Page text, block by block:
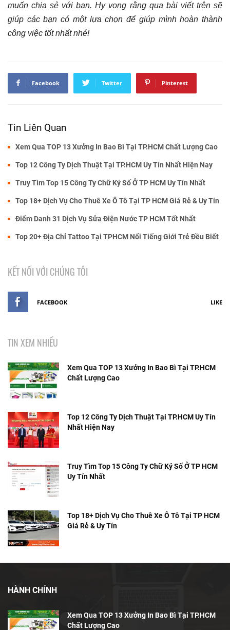
muốn chia sẻ với bạn. Hy vọng rằng qua bài viết trên sẽ
giúp các bạn có một lựa chọn để giúp mình hoàn thành
công việc tốt nhất nhé!
Facebook Twitter Pinterest
Tin Liên Quan
Xem Qua TOP 13 Xưởng In Bao Bì Tại TP.HCM Chất Lượng Cao
Top 12 Công Ty Dịch Thuật Tại TP.HCM Uy Tín Nhất Hiện Nay
Truy Tìm Top 15 Công Ty Chữ Ký Số Ở TP HCM Uy Tín Nhất
Top 18+ Dịch Vụ Cho Thuê Xe Ô Tô Tại TP HCM Giá Rẻ & Uy Tín
Điểm Danh 31 Dịch Vụ Sửa Điện Nước TP HCM Tốt Nhất
Top 20+ Địa Chỉ Tattoo Tại TPHCM Nổi Tiếng Giới Trẻ Đều Biết
KẾT NỐI VỚI CHÚNG TÔI
FACEBOOK LIKE
TIN XEM NHIỀU
Xem Qua TOP 13 Xưởng In Bao Bì Tại TP.HCM
Chất Lượng Cao
Top 12 Công Ty Dịch Thuật Tại TP.HCM Uy Tín
Nhất Hiện Nay
Truy Tìm Top 15 Công Ty Chữ Ký Số Ở TP HCM
Uy Tín Nhất
Top 18+ Dịch Vụ Cho Thuê Xe Ô Tô Tại TP HCM
Giá Rẻ & Uy Tín
HÀNH CHÍNH
Xem Qua TOP 13 Xưởng In Bao Bì Tại TP.HCM
Chất Lượng Cao